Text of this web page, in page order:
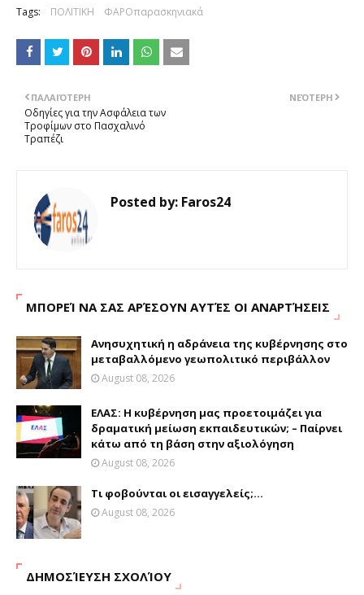
Tags: ΠΟΛΙΤΙΚΗ ΦΑΡΟπαρασκηνιακά
ΝΕΌΤΕΡΗ
ΠΑΛΑΙΌΤΕΡΗ
Οδηγίες για την Ασφάλεια των
Τροφίμων στο Πασχαλινό
Τραπέζι
Posted by: Faros24
ΜΠΟΡΕΊ ΝΑ ΣΑΣ ΑΡΈΣΟΥΝ ΑΥΤΈΣ ΟΙ ΑΝΑΡΤΉΣΕΙΣ
Ανησυχητική η αδράνεια της κυβέρνησης στο
μεταβαλλόμενο γεωπολιτικό περιβάλλον
August 08, 2026
ΕΛΑΣ: Η κυβέρνηση μας προετοιμάζει για
δραματική μείωση εκπαιδευτικών; – Παίρνει
κάτω από τη βάση στην αξιολόγηση
August 08, 2026
Τι φοβούνται οι εισαγγελείς;...
August 08, 2026
ΔΗΜΟΣΊΕΥΣΗ ΣΧΟΛΊΟΥ